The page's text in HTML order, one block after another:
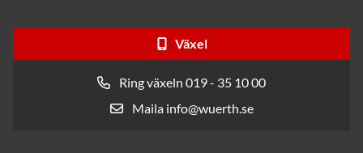
Växel
Ring växeln 019 - 35 10 00
Maila info@wuerth.se